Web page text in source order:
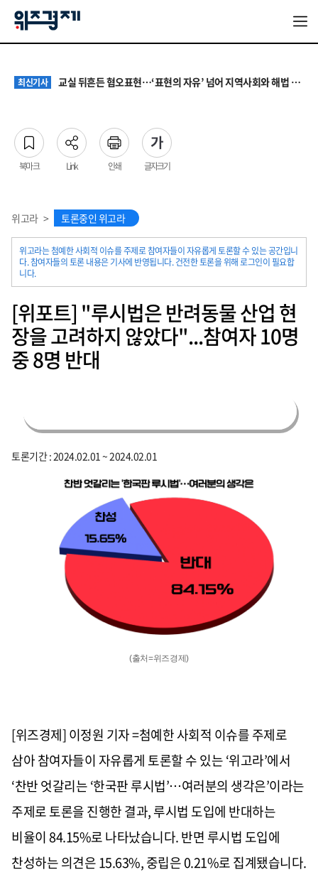
최신기사 교실 뒤흔든 혐오표현…‘표현의 자유’ 넘어 지역사회와 해법 모색
최신기사 대기업 노조 '영업이익 성과급' 요구에 전문가들 "최종 이익·투자 여력 반영해야"
최신기사 서울 집값 다시 0.26% 상승…전세도 수도권 중심으로 압박 커져
북마크 Link 인쇄 글자크기
위고라 > 토론중인 위고라
위고라는 첨예한 사회적 이슈를 주제로 참여자들이 자유롭게 토론할 수 있는 공간입니
다. 참여자들의 토론 내용은 기사에 반영됩니다. 건전한 토론을 위해 로그인이 필요합
니다.
[위포트] "루시법은 반려동물 산업 현
장을 고려하지 않았다"...참여자 10명
중 8명 반대
토론기간 : 2024.02.01 ~ 2024.02.01
(출처=위즈경제)
[위즈경제] 이정원 기자 =첨예한 사회적 이슈를 주제로
삼아 참여자들이 자유롭게 토론할 수 있는‘위고라’에서
‘찬반 엇갈리는‘한국판 루시법’…여러분의 생각은’이라는
주제로 토론을 진행한 결과,루시법 도입에 반대하는
비율이84.15%로 나타났습니다.반면 루시법 도입에
찬성하는 의견은15.63%,중립은0.21%로 집계됐습니다.